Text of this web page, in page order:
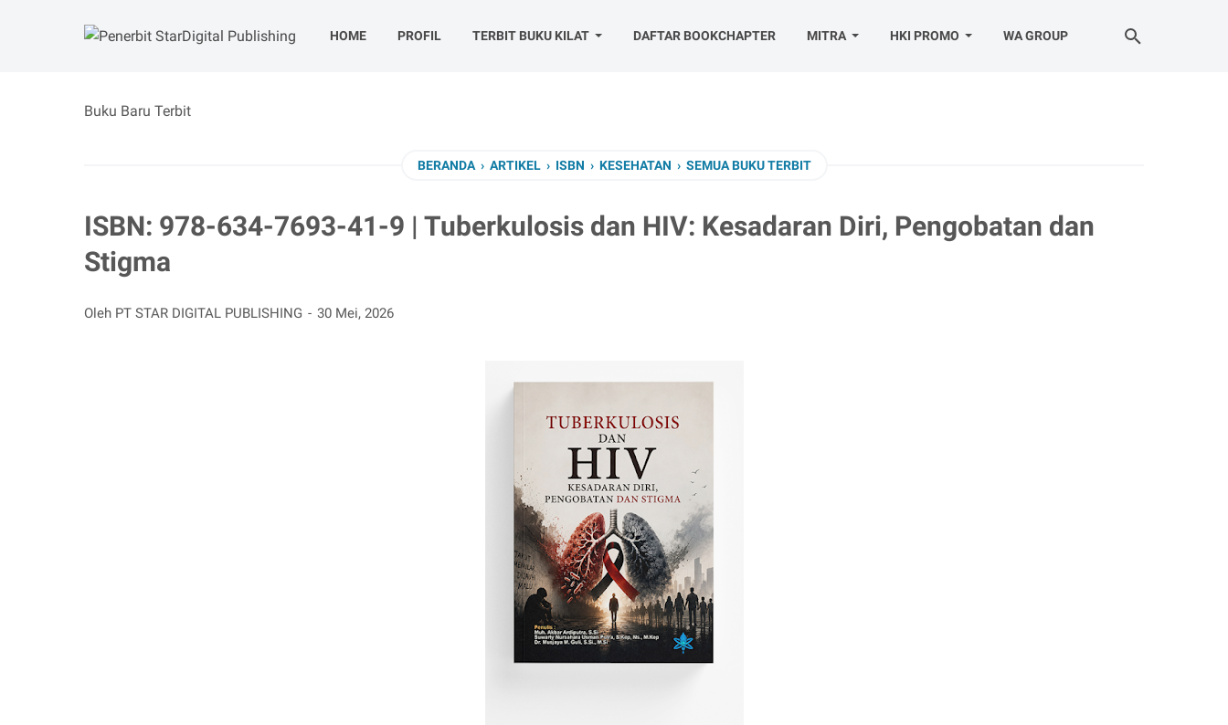
HOME PROFIL TERBIT BUKU KILAT DAFTAR BOOKCHAPTER MITRA HKI PROMO WA GROUP
Buku Baru Terbit
BERANDA › ARTIKEL › ISBN › KESEHATAN › SEMUA BUKU TERBIT
ISBN: 978-634-7693-41-9 | Tuberkulosis dan HIV: Kesadaran Diri, Pengobatan dan
Stigma
Oleh PT STAR DIGITAL PUBLISHING 30 Mei, 2026